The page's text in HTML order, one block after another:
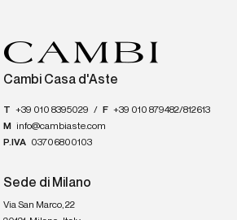
Cambi Casa d'Aste
T +39 010 8395029 / F +39 010 879482/812613
M
info@cambiaste.com
P.IVA 03706800103
Sede di Milano
Via San Marco, 22